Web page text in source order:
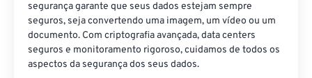
segurança garante que seus dados estejam sempre
seguros, seja convertendo uma imagem, um vídeo ou um
documento. Com criptografia avançada, data centers
seguros e monitoramento rigoroso, cuidamos de todos os
aspectos da segurança dos seus dados.